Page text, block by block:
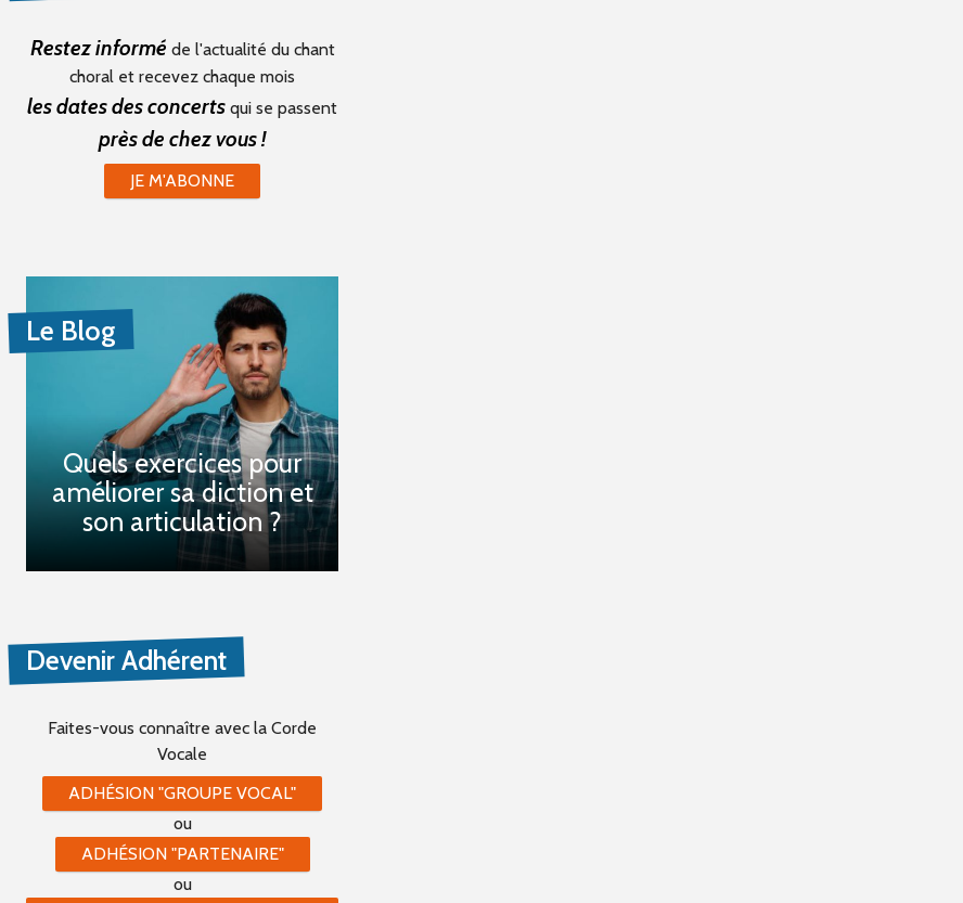
Restez informé de l'actualité du chant
choral et recevez chaque mois
les dates des concerts qui se passent
près de chez vous !
JE M'ABONNE
Le Blog
Quels exercices pour
améliorer sa diction et
son articulation ?
Devenir Adhérent
Faites-vous connaître avec la Corde
Vocale
ADHÉSION "GROUPE VOCAL"
ou
ADHÉSION "PARTENAIRE"
ou